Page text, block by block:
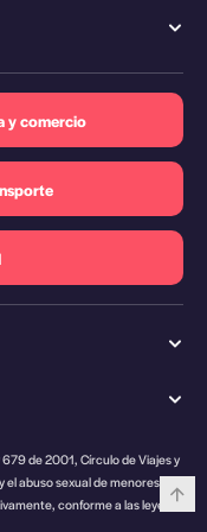
y comercio
de 2001, Círculo de Viajes y
abuso sexual de menores de
conforme a las leyes